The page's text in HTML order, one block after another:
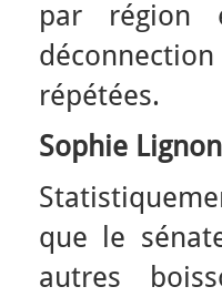
par région
répétées.
Sophie
que le
autres